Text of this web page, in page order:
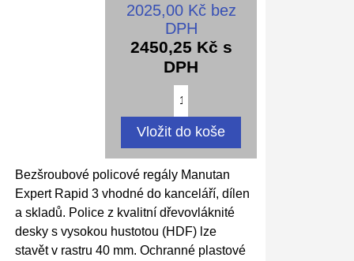
2025,00 Kč bez
DPH
2450,25 Kč s
DPH
Bezšroubové policové regály Manutan
Expert Rapid 3 vhodné do kanceláří, dílen
a skladů. Police z kvalitní dřevovláknité
desky s vysokou hustotou (HDF) lze
stavět v rastru 40 mm. Ochranné plastové